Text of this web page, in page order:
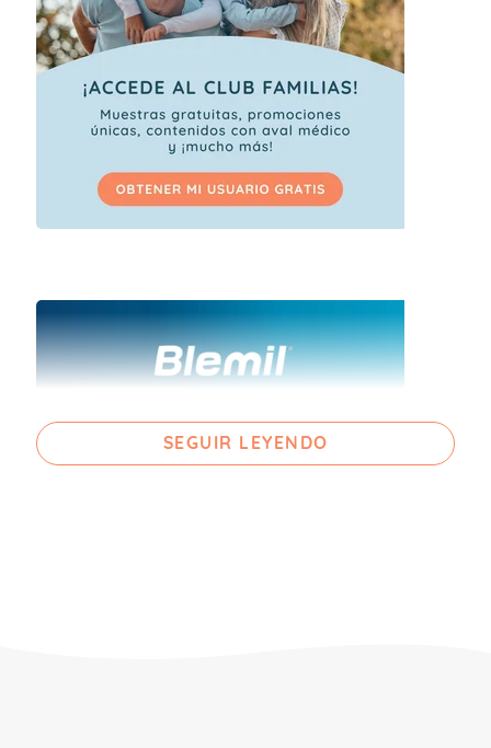
SEGUIR LEYENDO